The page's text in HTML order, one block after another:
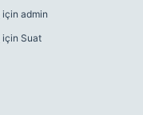
için admin
için Suat